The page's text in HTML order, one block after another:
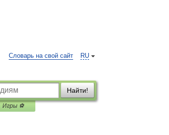
RU
Словарь на свой сайт
Найти!
Игры ⚽